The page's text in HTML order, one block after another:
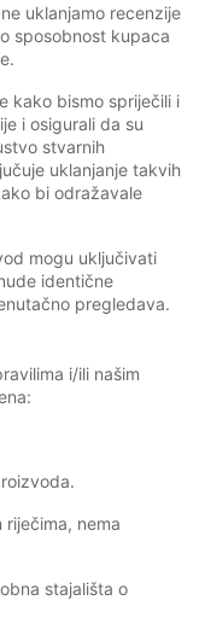
uklanjamo recenzije
sposobnost kupaca
kako bismo spriječili i
i osigurali da su
stvarnih
uklanjanje takvih
bi odražavale
mogu uključivati
identične
pregledava.
i/ili našim
nema
stajališta o